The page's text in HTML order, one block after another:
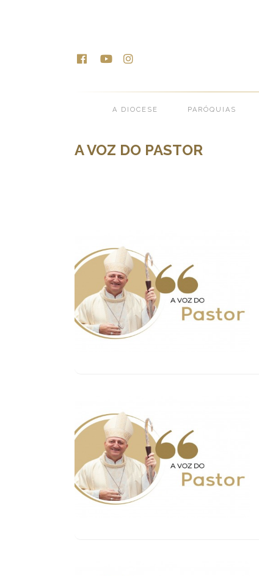
A DIOCESE PARÓQUIAS
A VOZ DO PASTOR